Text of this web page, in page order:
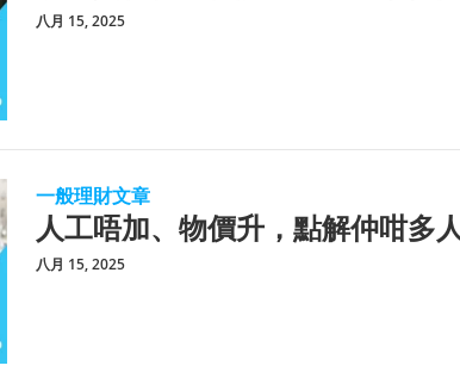
八月 15, 2025
一般理財文章
人工唔加、物價升，點解仲咁多
八月 15, 2025